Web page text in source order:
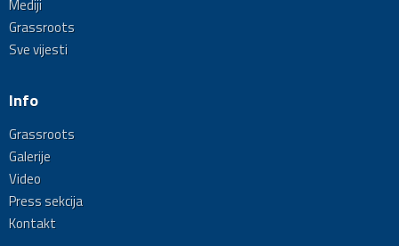
Mediji
Grassroots
Sve vijesti
Info
Grassroots
Galerije
Video
Press sekcija
Kontakt